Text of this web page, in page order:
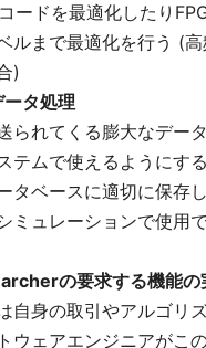
ードを最適化したり
ルまで最適化を行う (
)
タ処理
られてくる膨大なデー
テムで使えるようにする
タベースに適切に保存
ミュレーションで使用
の要求する機能の
自身の取引やアルゴリ
ウェアエンジニアがこ